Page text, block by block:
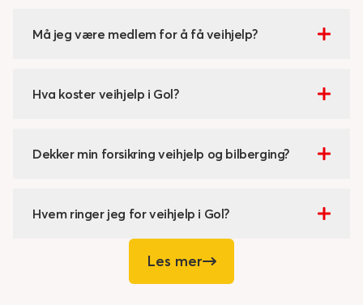
Må jeg være medlem for å få veihjelp?
Hva koster veihjelp i Gol?
Dekker min forsikring veihjelp og bilberging?
Hvem ringer jeg for veihjelp i Gol?
Les mer